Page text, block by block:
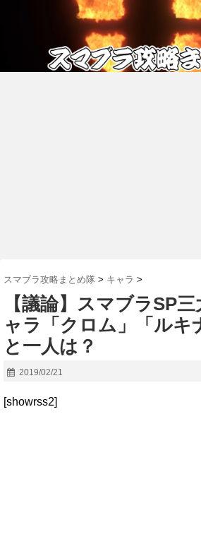
スマブラ攻略まとめ隊 > キャラ >
【議論】スマブラSP
ャラ「クロム」「ルキ
と一人は？
2019/02/21
[showrss2]